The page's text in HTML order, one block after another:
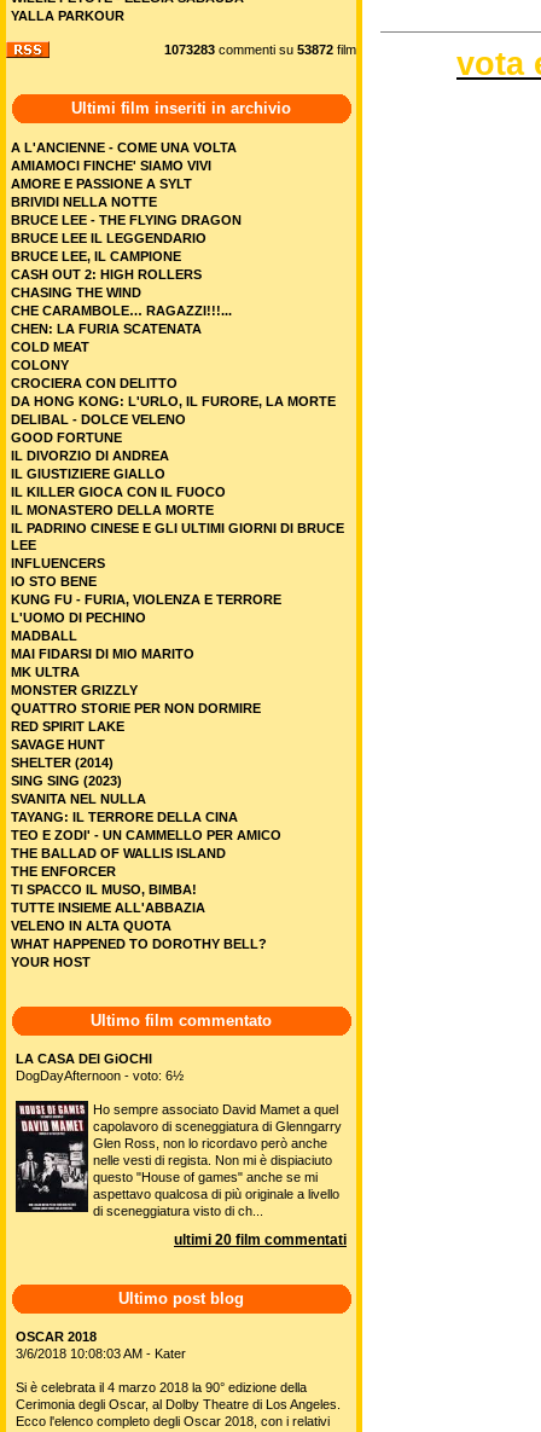
vota
YALLA PARKOUR
1073283 commenti su 53872 film
Ultimi film inseriti in archivio
A L'ANCIENNE - COME UNA VOLTA
AMIAMOCI FINCHE' SIAMO VIVI
AMORE E PASSIONE A SYLT
BRIVIDI NELLA NOTTE
BRUCE LEE - THE FLYING DRAGON
BRUCE LEE IL LEGGENDARIO
BRUCE LEE, IL CAMPIONE
CASH OUT 2: HIGH ROLLERS
CHASING THE WIND
CHE CARAMBOLE… RAGAZZI!!!...
CHEN: LA FURIA SCATENATA
COLD MEAT
COLONY
CROCIERA CON DELITTO
DA HONG KONG: L'URLO, IL FURORE, LA MORTE
DELIBAL - DOLCE VELENO
GOOD FORTUNE
IL DIVORZIO DI ANDREA
IL GIUSTIZIERE GIALLO
IL KILLER GIOCA CON IL FUOCO
IL MONASTERO DELLA MORTE
IL PADRINO CINESE E GLI ULTIMI GIORNI DI BRUCE
LEE
INFLUENCERS
IO STO BENE
KUNG FU - FURIA, VIOLENZA E TERRORE
L'UOMO DI PECHINO
MADBALL
MAI FIDARSI DI MIO MARITO
MK ULTRA
MONSTER GRIZZLY
QUATTRO STORIE PER NON DORMIRE
RED SPIRIT LAKE
SAVAGE HUNT
SHELTER (2014)
SING SING (2023)
SVANITA NEL NULLA
TAYANG: IL TERRORE DELLA CINA
TEO E ZODI' - UN CAMMELLO PER AMICO
THE BALLAD OF WALLIS ISLAND
THE ENFORCER
TI SPACCO IL MUSO, BIMBA!
TUTTE INSIEME ALL'ABBAZIA
VELENO IN ALTA QUOTA
WHAT HAPPENED TO DOROTHY BELL?
YOUR HOST
Ultimo film commentato
LA CASA DEI GiOCHI
DogDayAfternoon - voto: 6½
Ho sempre associato David Mamet a quel
capolavoro di sceneggiatura di Glenngarry
Glen Ross, non lo ricordavo però anche
nelle vesti di regista. Non mi è dispiaciuto
questo "House of games" anche se mi
aspettavo qualcosa di più originale a livello
di sceneggiatura visto di ch...
ultimi 20 film commentati
Ultimo post blog
OSCAR 2018
3/6/2018 10:08:03 AM - Kater
Si è celebrata il 4 marzo 2018 la 90° edizione della
Cerimonia degli Oscar, al Dolby Theatre di Los Angeles.
Ecco l'elenco completo degli Oscar 2018, con i relativi